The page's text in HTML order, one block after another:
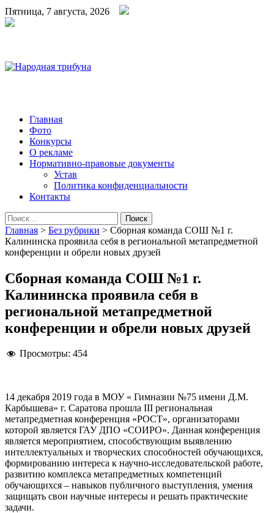
Пятница, 7 августа, 2026
Народная трибуна
Калининская районная газета
Главная
Фото
Конкурсы
О рекламе
Нормативно-правовые документы
Устав
Политика конфиденциальности
Контакты
Найти:
Главная > Без рубрики > Сборная команда СОШ №1 г.
Калининска проявила себя в региональной метапредметной
конференции и обрели новых друзей
Сборная команда СОШ №1 г.
Калининска проявила себя в
региональной метапредметной
конференции и обрели новых друзей
Просмотры: 454
14 декабря 2019 года в МОУ « Гимназии №75 имени Д.М.
Карбышева» г. Саратова прошла III региональная
метапредметная конференция «РОСТ», организаторами
которой является ГАУ ДПО «СОИРО». Данная конференция
является мероприятием, способствующим выявлению
интеллектуальных и творческих способностей обучающихся,
формированию интереса к научно-исследовательской работе,
развитию комплекса метапредметных компетенций
обучающихся – навыков публичного выступления, умения
защищать свои научные интересы и решать практические
задачи.